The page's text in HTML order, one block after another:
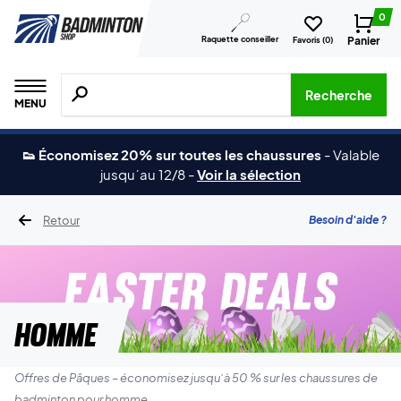
Raquette conseiller Favoris (0)
0
Panier
MENU
Recherche de produits, de marques, etc.
Recherche
👟 Économisez 20% sur toutes les chaussures -Valable
jusqu´au 12/8 -Voir la sélection
Retour Besoin d'aide ?
Homme
Offres de Pâques – économisez jusqu’à 50 % sur les chaussures de